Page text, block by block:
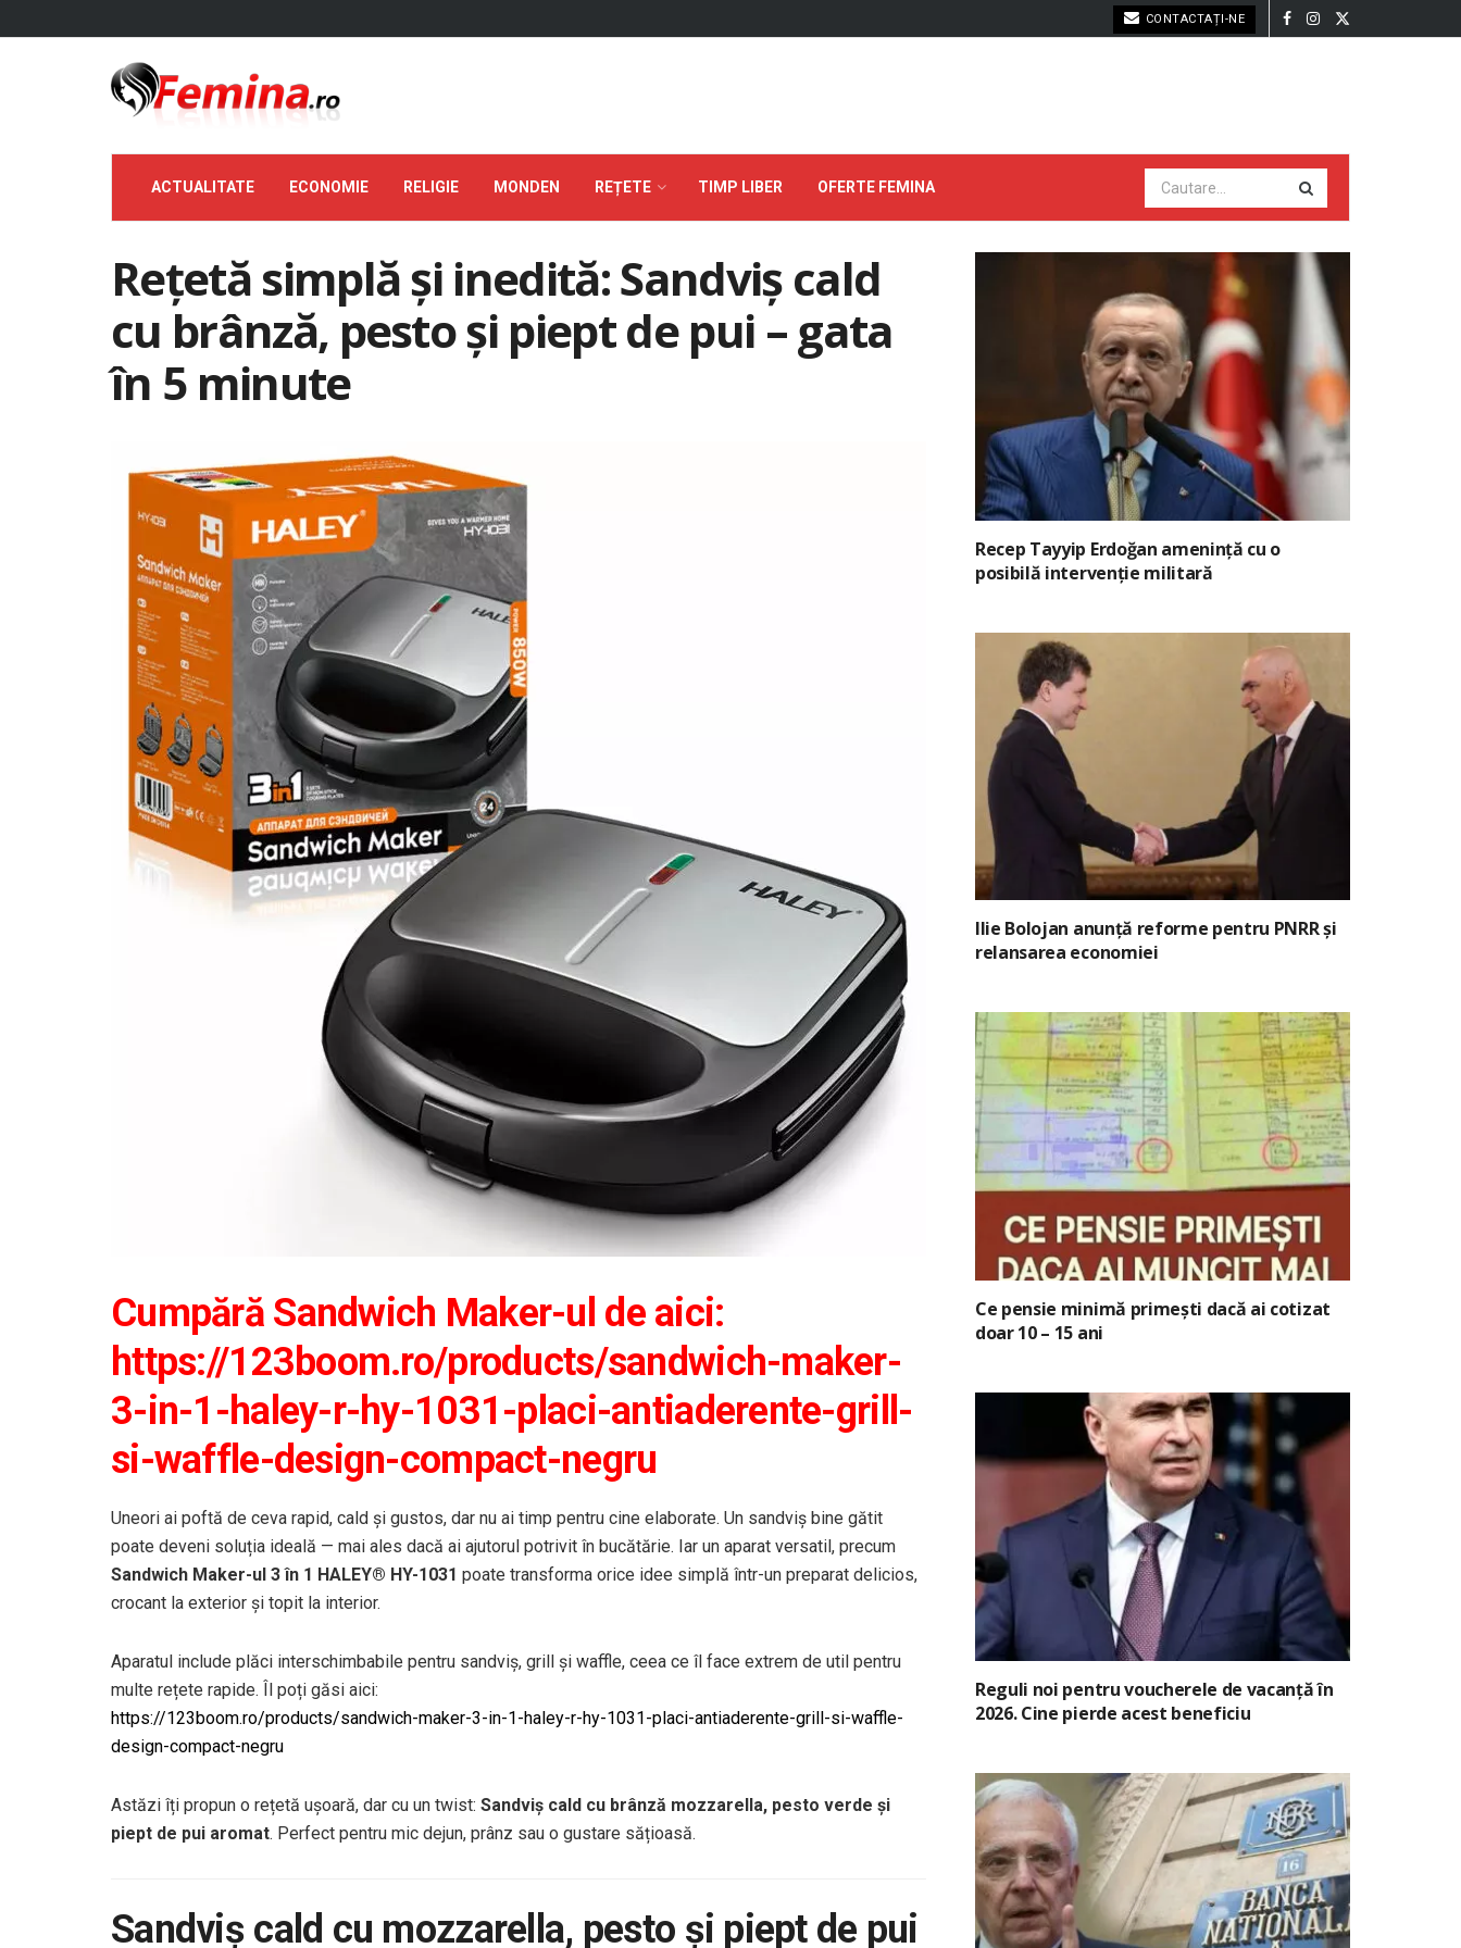
CONTACTAȚI-NE
ACTUALITATE ECONOMIE RELIGIE MONDEN REȚETE TIMP LIBER OFERTE FEMINA
Rețetă simplă și inedită: Sandviș cald
cu brânză, pesto și piept de pui – gata
în 5 minute
Cumpără Sandwich Maker-ul de aici:
https://123boom.ro/products/sandwich-maker-
3-in-1-haley-r-hy-1031-placi-antiaderente-grill-
si-waffle-design-compact-negru
Uneori ai poftă de ceva rapid, cald și gustos, dar nu ai timp pentru cine elaborate. Un sandviș bine gătit
poate deveni soluția ideală — mai ales dacă ai ajutorul potrivit în bucătărie. Iar un aparat versatil, precum
Sandwich Maker-ul 3 în 1 HALEY® HY-1031 poate transforma orice idee simplă într-un preparat delicios,
crocant la exterior și topit la interior.
Aparatul include plăci interschimbabile pentru sandviș, grill și waffle, ceea ce îl face extrem de util pentru
multe rețete rapide. Îl poți găsi aici:
https://123boom.ro/products/sandwich-maker-3-in-1-haley-r-hy-1031-placi-antiaderente-grill-si-waffle-
design-compact-negru
Astăzi îți propun o rețetă ușoară, dar cu un twist: Sandviș cald cu brânză mozzarella, pesto verde și
piept de pui aromat. Perfect pentru mic dejun, prânz sau o gustare sățioasă.
Sandviș cald cu mozzarella, pesto și piept de pui
Recep Tayyip Erdoğan amenință cu o
posibilă intervenție militară
Ilie Bolojan anunță reforme pentru PNRR și
relansarea economiei
Ce pensie minimă primești dacă ai cotizat
doar 10 – 15 ani
Reguli noi pentru voucherele de vacanță în
2026. Cine pierde acest beneficiu